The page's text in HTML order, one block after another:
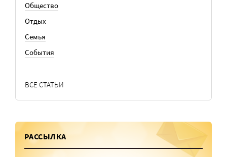
Общество
Отдых
Семья
События
ВСЕ СТАТЬИ
РАССЫЛКА